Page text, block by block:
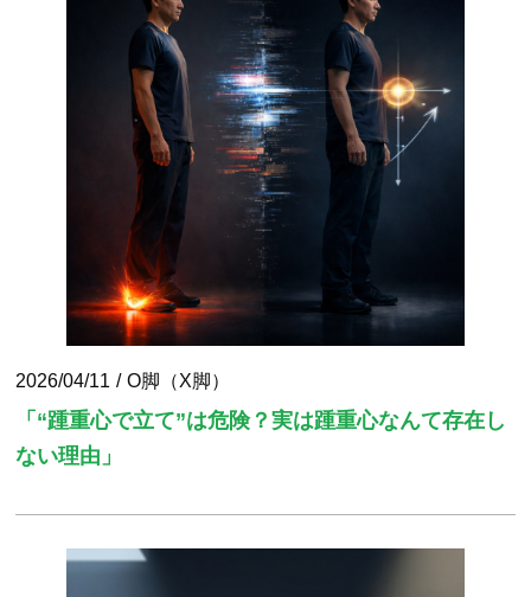
2026/04/11 O脚（X脚）
「“踵重心で立て”は危険？実は踵重心なんて存在し
ない理由」